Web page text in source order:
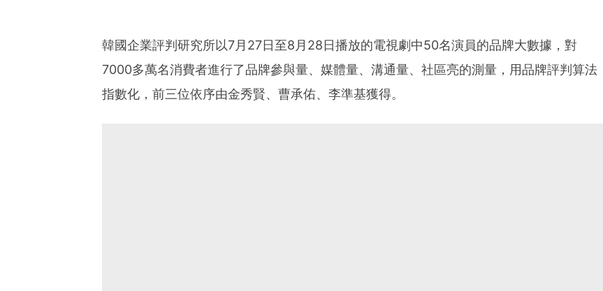
韓國企業評判研究所以7月27日至8月28日播放的電視劇中50名演員的品牌大數據，對
7000多萬名消費者進行了品牌參與量、媒體量、溝通量、社區亮的測量，用品牌評判算法
指數化，前三位依序由金秀賢、曹承佑、李準基獲得。